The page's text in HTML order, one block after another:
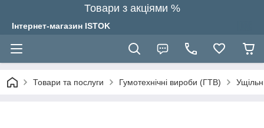
Товари з акціями %
Інтернет-магазин ISTOK
Товари та послуги Гумотехнічні вироби (ГТВ)